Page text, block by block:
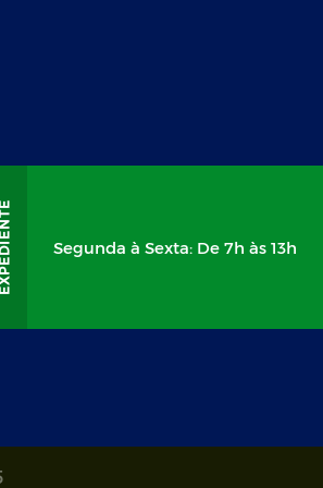
Segunda à Sexta: De 7h às 13h